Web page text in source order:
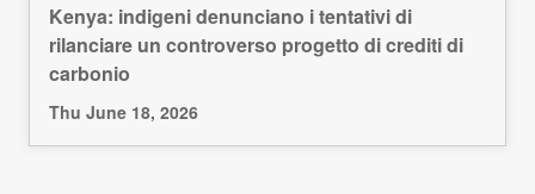
Kenya: indigeni denunciano i tentativi di
rilanciare un controverso progetto di crediti di
carbonio
Thu June 18, 2026